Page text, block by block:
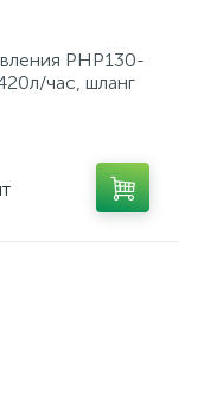
PHP130-
час, шланг